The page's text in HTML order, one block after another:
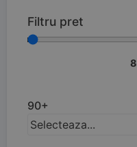
Filtru pret
90+
Selecteaza...